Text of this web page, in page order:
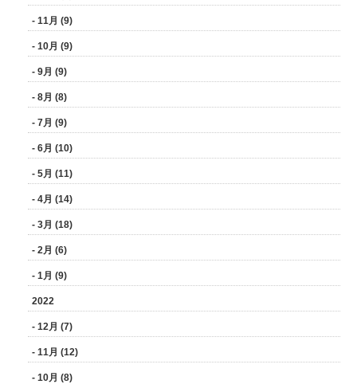
- 11月 (9)
- 10月 (9)
- 9月 (9)
- 8月 (8)
- 7月 (9)
- 6月 (10)
- 5月 (11)
- 4月 (14)
- 3月 (18)
- 2月 (6)
- 1月 (9)
2022
- 12月 (7)
- 11月 (12)
- 10月 (8)